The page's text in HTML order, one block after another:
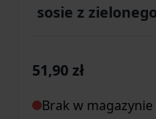
sosie z
51,90 zł
Brak w magazynie